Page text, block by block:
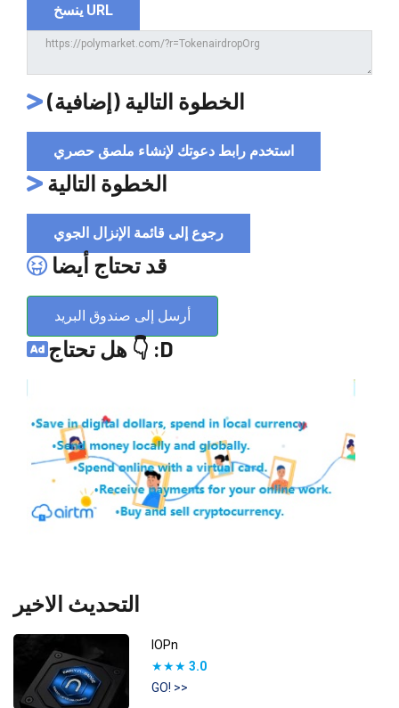
ينسخ URL
الخطوة التالية (إضافية)
استخدم رابط دعوتك لإنشاء ملصق حصري
الخطوة التالية
رجوع إلى قائمة الإنزال الجوي
قد تحتاج أيضا
أرسل إلى صندوق البريد
هل تحتاج 👇 :D
التحديث الاخير
IOPn
★★★ 3.0
GO! >>